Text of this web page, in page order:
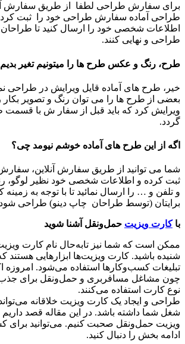
برای سفارش طراحی لطفا از طریق سفارش
طراحی آماده سفارش طراحی خود را ثبت
اطلاعات شخصی خود را ارسال کنید تا طراحان
طراحی و نهایی کنند.
طرح، رنگ و عکس طرح ها را میتونیم تغیر
خیر، طرح های آماده قایل ویرایش در طراحی
بعضی از طرح ها را می توان رنگ و تصویر بکار
ویرایش کرد که باید قبل از سفار ش با
گردد.
اگه از این طرح های آماده خوشم نیومد چی؟
شما می توانید از طریق سفارش آنلاین،
ثبت کرده و اطلاعات شخصی خود نظیر لوگو،
و تلفن و … را ارسال نمائید تا با توجه به
برایتان (توسط طراحان چاپ دینو) طراحی
باکارت ویزیت حمل‌ونقل آشنا شوید
ممکن است که شما نیز تابه‌حال نام کارت
شنیده باشید. کارت ویزیت‌ها ابزارهایی هستند
تبلیغات کسب‌وکارها استفاده می‌شود. امروزه
چون مشاغل مسافربری و حمل‌ونقل برای جذب
نوع کارت استفاده می‌کنند.
طراحی و ایجاد یک کارت ویزیت خلاقانه
شغل شما داشته باشد. در این مقاله قصد داریم
ویزیت حمل‌ونقل صحبت کنیم. می‌توانید برای
ادامه بخش را دنبال کنید.